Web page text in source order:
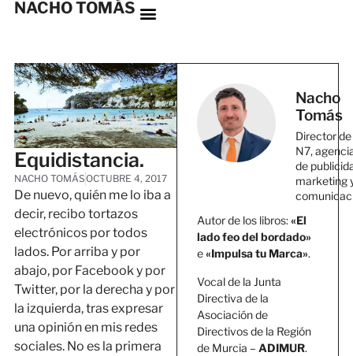
NACHO TOMÁS
Equidistancia.
NACHO TOMÁSOCTUBRE 4, 2017
De nuevo, quién me lo iba a
decir, recibo tortazos
electrónicos por todos
lados. Por arriba y por
abajo, por Facebook y por
Twitter, por la derecha y por
la izquierda, tras expresar
una opinión en mis redes
sociales. No es la primera
Nacho
Tomás
Director de
N7,
de
marketing
Autor de los libros:«El
lado feo del bordado»
e«Impulsa tu Marca».
Vocal de la Junta
Directiva de la
Asociación de
Directivos de la Región
de Murcia – ADIMUR.